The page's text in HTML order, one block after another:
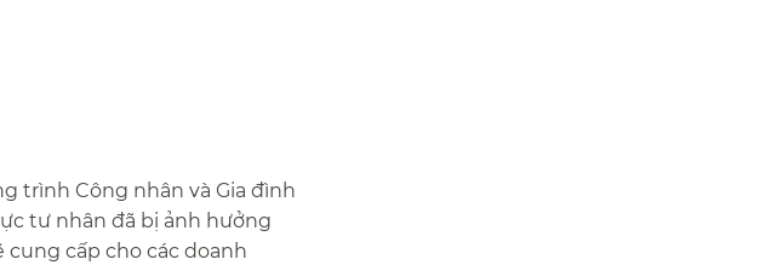
trình Công nhân và Gia đình
tư nhân đã bị ảnh hưởng
cung cấp cho các doanh